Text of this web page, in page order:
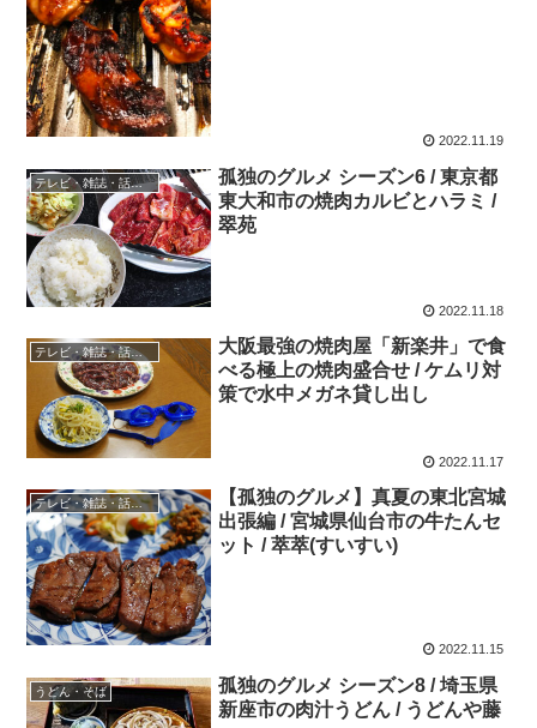
2022.11.19
テレビ・雑誌・話題の店
孤独のグルメ シーズン6 / 東京都
東大和市の焼肉カルビとハラミ /
翠苑
2022.11.18
テレビ・雑誌・話題の店
大阪最強の焼肉屋「新楽井」で食
べる極上の焼肉盛合せ / ケムリ対
策で水中メガネ貸し出し
2022.11.17
テレビ・雑誌・話題の店
【孤独のグルメ】真夏の東北宮城
出張編 / 宮城県仙台市の牛たんセ
ット / 萃萃(すいすい)
2022.11.15
うどん・そば
孤独のグルメ シーズン8 / 埼玉県
新座市の肉汁うどん / うどんや藤